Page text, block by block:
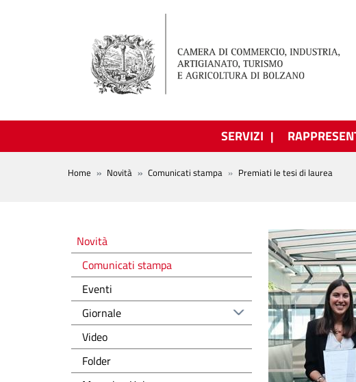
SERVIZI
BREADCRUMB
Home Novità Comunicati stampa Premiati le tesi di laurea
Novità
Novità
Comunicati stampa
Eventi
Giornale
Video
Folder